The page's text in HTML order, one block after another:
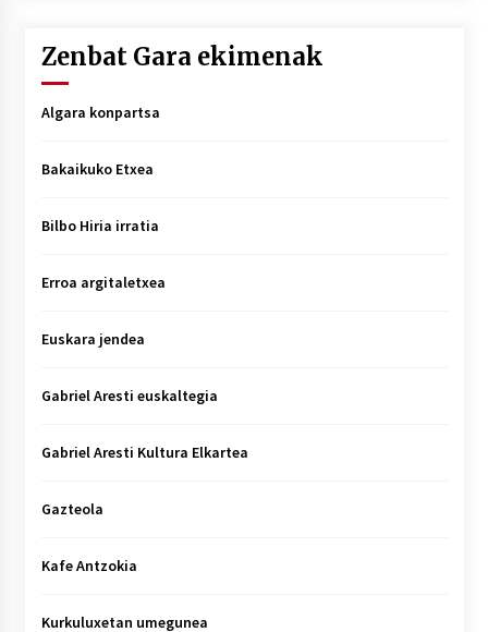
Zenbat Gara ekimenak
Algara konpartsa
Bakaikuko Etxea
Bilbo Hiria irratia
Erroa argitaletxea
Euskara jendea
Gabriel Aresti euskaltegia
Gabriel Aresti Kultura Elkartea
Gazteola
Kafe Antzokia
Kurkuluxetan umegunea